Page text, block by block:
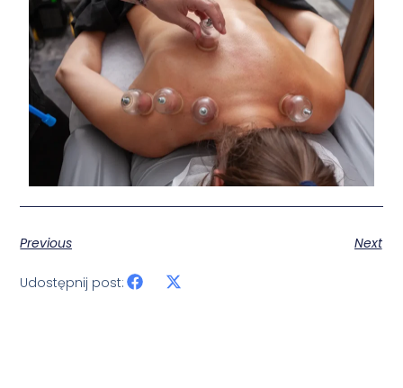
Previous Next
Udostępnij post: